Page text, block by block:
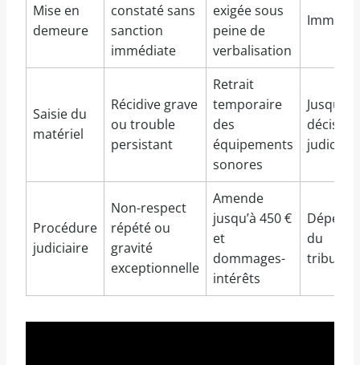
Mise en
demeure
constaté sans
sanction
immédiate
exigée sous
peine de
verbalisation
Saisie du
matériel
Récidive grave
ou trouble
persistant
Retrait
temporaire
des
équipements
sonores
Jusqu’à
décision
Procédure
judiciaire
Non-respect
répété ou
gravité
exceptionnelle
Amende
jusqu’à 450 €
et
dommages-
intérêts
Dépend
du
tribunal